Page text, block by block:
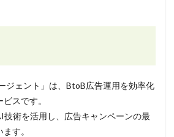
ジェント」は、BtoB広告運用を効率化
スです。
技術を活用し、広告キャンペーンの最
す。